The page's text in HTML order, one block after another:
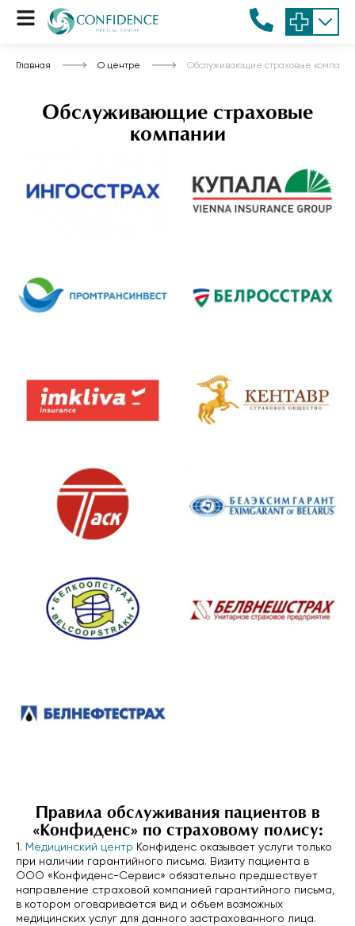
Главная О центре Обслуживающие страховые
Обслуживающие страховые
компании
Правила обслуживания пациентов в
«Конфиденс» по страховому полису:
1.​ Медицинский центр Конфиденс оказывает услуги только
при наличии гарантийного письма. Визиту пациента в
ООО «Конфиденс-Сервис» обязательно предшествует
направление страховой компанией гарантийного письма,
в котором оговаривается вид и объем возможных
медицинских услуг для данного застрахованного лица.